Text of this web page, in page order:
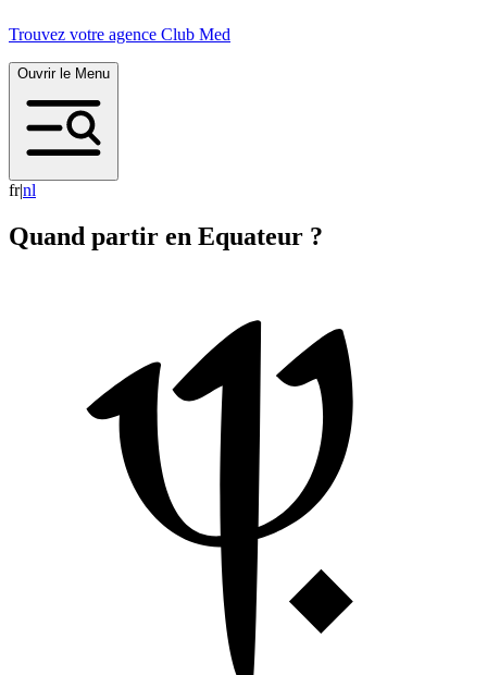
Trouvez votre agence Club Med
Ouvrir le Menu
fr|nl
Quand partir en Equateur ?